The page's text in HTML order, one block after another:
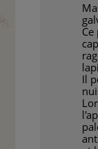
Il